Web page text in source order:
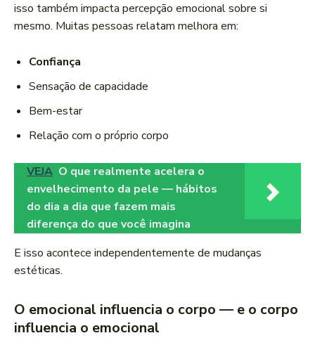
isso também impacta percepção emocional sobre si
mesmo. Muitas pessoas relatam melhora em:
Confiança
Sensação de capacidade
Bem-estar
Relação com o próprio corpo
VEJA O que realmente acelera o
envelhecimento da pele — hábitos
do dia a dia que fazem mais
diferença do que você imagina
E isso acontece independentemente de mudanças
estéticas.
O emocional influencia o corpo — e o corpo
influencia o emocional